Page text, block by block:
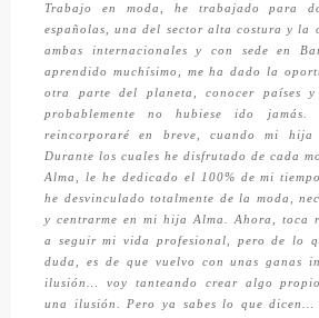
Trabajo en moda, he trabajado para
españolas, una del sector alta costura y la
ambas internacionales y con sede en
aprendido muchísimo, me ha dado la
otra parte del planeta, conocer países
probablemente no hubiese ido
reincorporaré en breve, cuando mi
Durante los cuales he disfrutado de cada
Alma, le he dedicado el 100% de mi
he desvinculado totalmente de la moda,
y centrarme en mi hija Alma. Ahora, toca
a seguir mi vida profesional, pero de lo
duda, es de que vuelvo con unas ganas
ilusión… voy tanteando crear algo
una ilusión. Pero ya sabes lo que dicen…